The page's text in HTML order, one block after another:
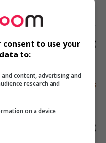
ligne - e
et angular)
consent to use your
to:
content, advertising and
research and
on a device